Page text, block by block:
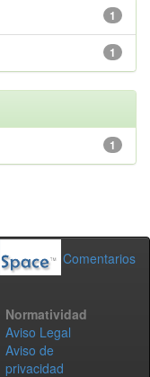
1
1
1
Comentarios
Normatividad
Aviso Legal
Aviso de
privacidad